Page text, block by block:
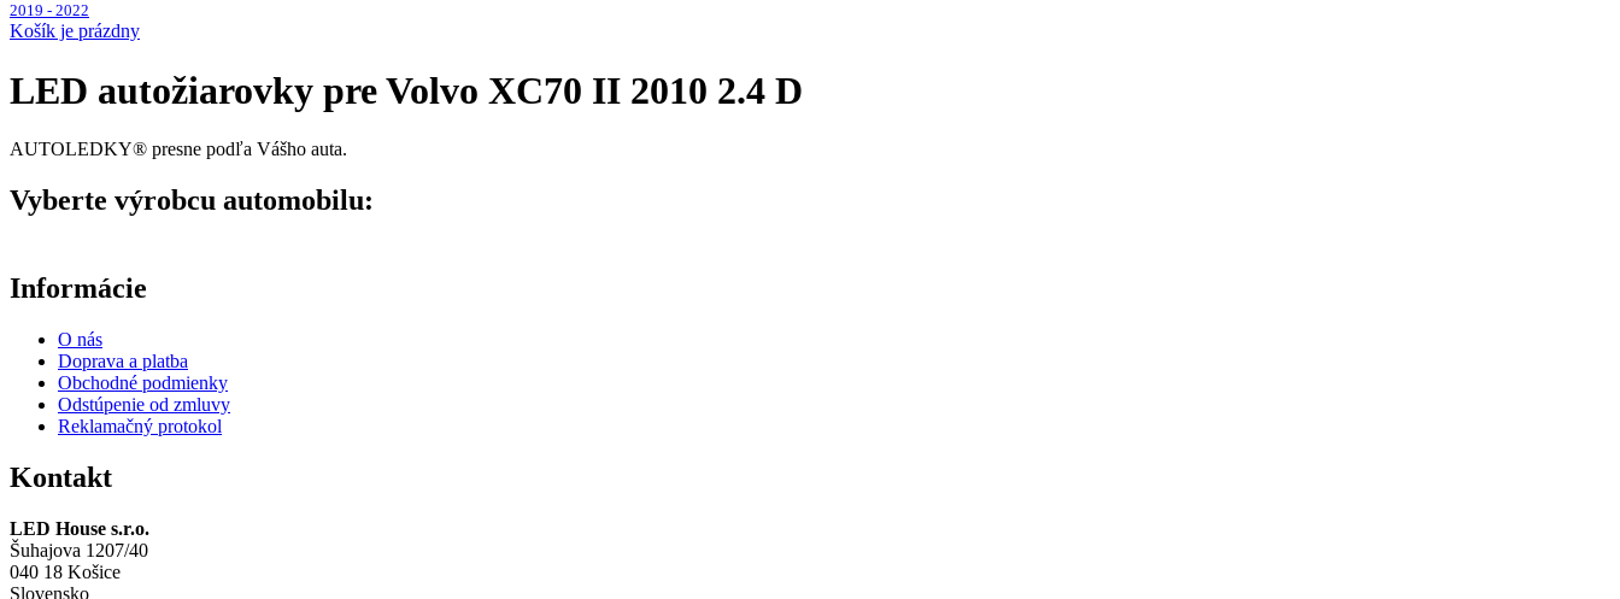
2019 - 2022
Košík je prázdny
LED autožiarovky pre Volvo XC70 II 2010 2.4 D
AUTOLEDKY® presne podľa Vášho auta.
Vyberte výrobcu automobilu:
Informácie
O nás
Doprava a platba
Obchodné podmienky
Odstúpenie od zmluvy
Reklamačný protokol
Kontakt
LED House s.r.o.
Šuhajova 1207/40
040 18 Košice
Slovensko